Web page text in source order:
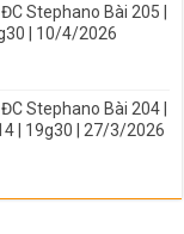
Stephano Bài 205 |
| 10/4/2026
Stephano Bài 204 |
| 19g30 | 27/3/2026